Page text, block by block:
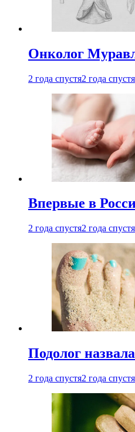
Онколог
2 года спустя2 года спустя
Впервые в
2 года спустя2 года спустя
Подолог
2 года спустя2 года спустя